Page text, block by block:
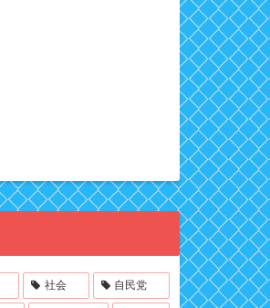
社会 自民党